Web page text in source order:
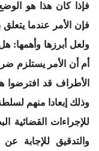
فإذا كان هذا هو
فإن الأمر عندما
ولعل أبرزها وأهمها:
أم أن الأمر يستلزم
الأطراف قد افترضوا
وذلك إبعادا منهم
للإجراءات القضائية
والتدقيق للإجابة